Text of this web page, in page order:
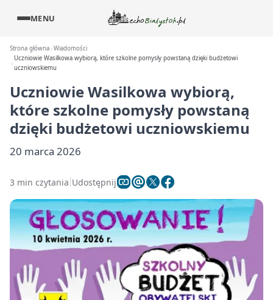
MENU
Strona główna Wiadomości
Uczniowie Wasilkowa wybiorą, które szkolne pomysły powstaną dzięki budżetowi
uczniowskiemu
Uczniowie Wasilkowa wybiorą,
które szkolne pomysły powstaną
dzięki budżetowi uczniowskiemu
20 marca 2026
3 min czytania Udostępnij